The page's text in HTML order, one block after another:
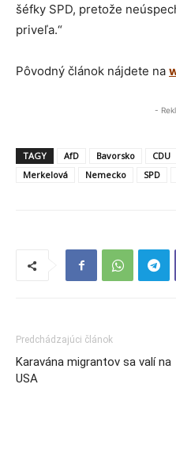
šéfky SPD, pretože
priveľa.“
Pôvodný článok nájdete na
-
TAGY AfD Bavorsko CDU
Merkelová
Nemecko SPD
Predchádzajúci článok
Karavána migrantov sa valí na
USA